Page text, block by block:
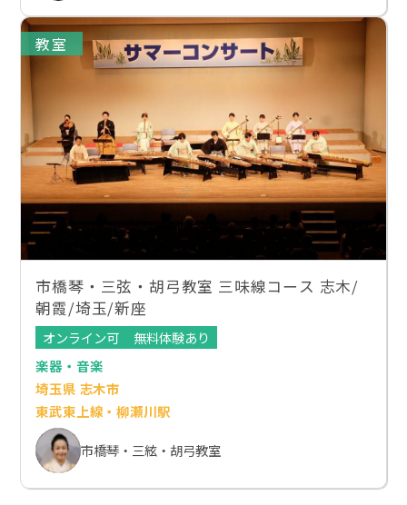
教室
市橋琴・三弦・胡弓教室 三味線コース 志木/
朝霞/埼玉/新座
オンライン可
無料体験あり
楽器・音楽
埼玉県 志木市
東武東上線・柳瀬川駅
市橋琴・三絃・胡弓教室